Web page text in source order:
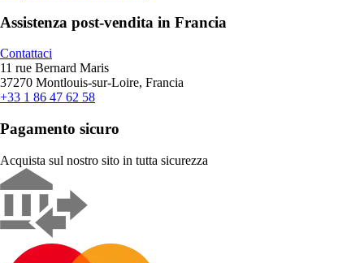
Assistenza post-vendita in Francia
Contattaci
11 rue Bernard Maris
37270 Montlouis-sur-Loire, Francia
+33 1 86 47 62 58
Pagamento sicuro
Acquista sul nostro sito in tutta sicurezza